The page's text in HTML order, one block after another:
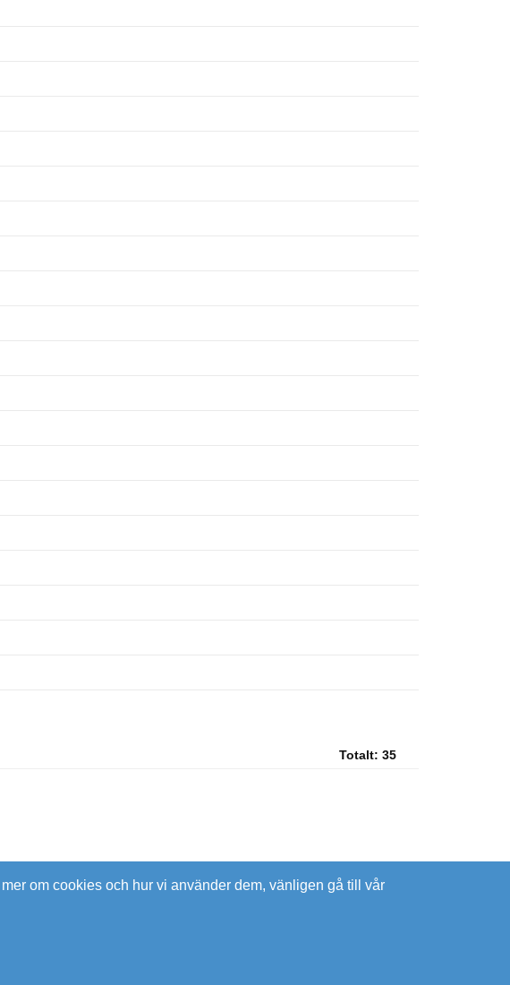
Totalt: 35
om cookies och hur vi använder dem, vänligen gå till vår